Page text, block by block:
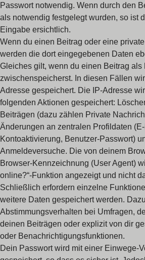
Passwort notwendig. Wenn durch den
als notwendig festgelegt wurden, so ist
Eingabe ersichtlich.
Wenn du einen Beitrag oder eine
werden die dort eingegebenen Daten
Gleiches gilt, wenn du einen Beitrag als
zwischenspeicherst. In diesen Fällen
Adresse gespeichert. Die IP-Adresse
folgenden Aktionen gespeichert:
Beiträgen (dazu zählen Private
Änderungen an zentralen Profildaten
Kontoaktivierung, Benutzer-Passwort)
Anmeldeversuche. Die von deinem
Browser-Kennzeichnung (User Agent)
online?“-Funktion angezeigt und nicht
Schließlich erfordern einzelne
weitere Daten gespeichert werden.
Abstimmungsverhalten bei Umfragen,
deinen Beiträgen oder explizit von dir
oder Benachrichtigungsfunktionen.
Dein Passwort wird mit einer Einwege-